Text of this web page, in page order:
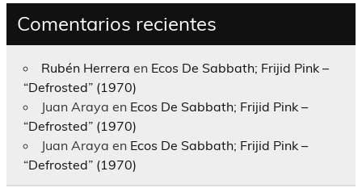
Comentarios recientes
Rubén Herrera en Ecos De Sabbath; Frijid Pink –
“Defrosted” (1970)
Juan Araya en Ecos De Sabbath; Frijid Pink –
“Defrosted” (1970)
Juan Araya en Ecos De Sabbath; Frijid Pink –
“Defrosted” (1970)